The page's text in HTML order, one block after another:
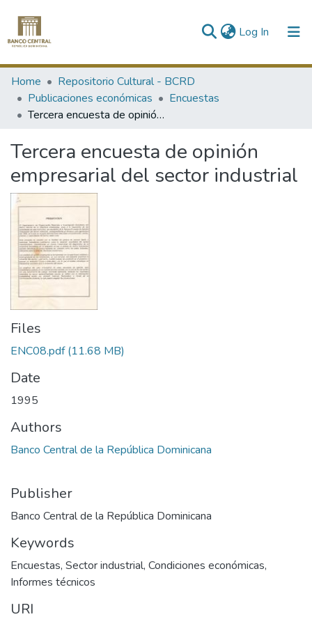
Log In (current)
Communities & Collections
All of DSpace
Home
Repositorio Cultural - BCRD
Publicaciones económicas
Encuestas
Tercera encuesta de opinión empresarial del sector industrial
Tercera encuesta de opinión
empresarial del sector industrial
Files
ENC08.pdf(11.68 MB)
Date
1995
Authors
Banco Central de la República Dominicana
Publisher
Banco Central de la República Dominicana
Keywords
Encuestas, Sector industrial, Condiciones económicas,
Informes técnicos
URI